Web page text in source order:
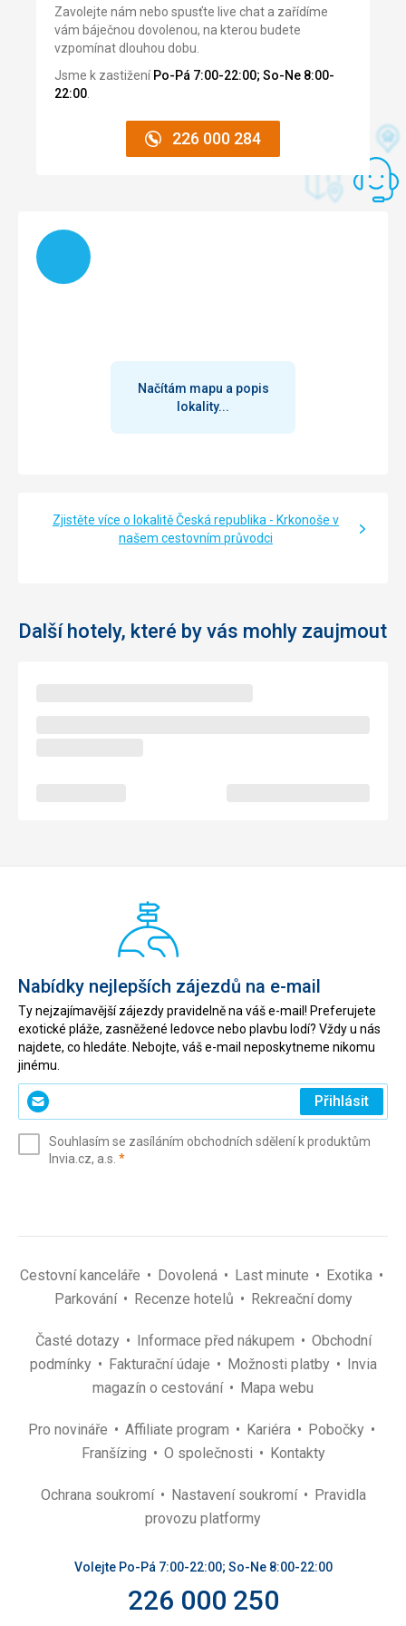
Odpovídalo popisu.
Služby
V dané lokalitě vyšší třída
Zavolejte nám nebo spusťte live chat a zařídíme
vám báječnou dovolenou, na kterou budete
vzpomínat dlouhou dobu.
Jsme k zastižení Po-Pá 7:00-22:00; So-Ne 8:00-
22:00.
226 000 284
Načítám
Načítám mapu a popis
lokality...
Zjistěte více o lokalitě Česká republika - Krkonoše v
našem cestovním průvodci
Další hotely, které by vás mohly zaujmout
Nabídky nejlepších zájezdů na e-mail
Ty nejzajímavější zájezdy pravidelně na váš e-mail! Preferujete
exotické pláže, zasněžené ledovce nebo plavbu lodí? Vždy u nás
najdete, co hledáte. Nebojte, váš e-mail neposkytneme nikomu
jinému.
Zadejte
svůj
(povinné)
Přihlásit
Souhlasím se zasíláním obchodních sdělení k produktům
Invia.cz, a.s. *(povinné)
Cestovní kanceláře Dovolená Last minute
Exotika
Parkování
Recenze hotelů Rekreační domy
Časté dotazy Informace před nákupem
Obchodní
podmínky
Fakturační údaje Možnosti platby
Invia
magazín o cestování
Mapa webu
Pro novináře Affiliate program Kariéra
Pobočky
Franšízing
O společnosti Kontakty
Ochrana soukromí Nastavení soukromí
Pravidla
provozu platformy
Volejte Po-Pá 7:00-22:00; So-Ne 8:00-22:00
226 000 250